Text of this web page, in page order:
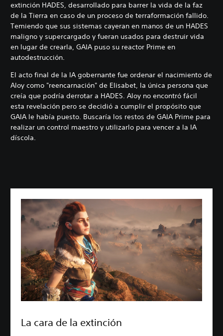
extinción HADES, desarrollado para barrer la vida de la faz
de la Tierra en caso de un proceso de terraformación fallido.
Temiendo que sus sistemas cayeran en manos de un HADES
maligno y supercargado y fueran usados para destruir vida
en lugar de crearla, GAIA puso su reactor Prime en
autodestrucción.
El acto final de la IA gobernante fue ordenar el nacimiento de
Aloy como "reencarnación" de Elisabet, la única persona que
creía que podría derrotar a HADES. Aloy no encontró fácil
esta revelación pero se decidió a cumplir el propósito que
GAIA le había puesto. Buscaría los restos de GAIA Prime para
realizar un control maestro y utilizarlo para vencer a la IA
díscola.
La cara de la extinción